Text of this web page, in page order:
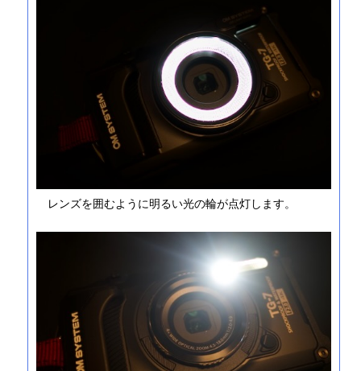
レンズを囲むように明るい光の輪が点灯します。